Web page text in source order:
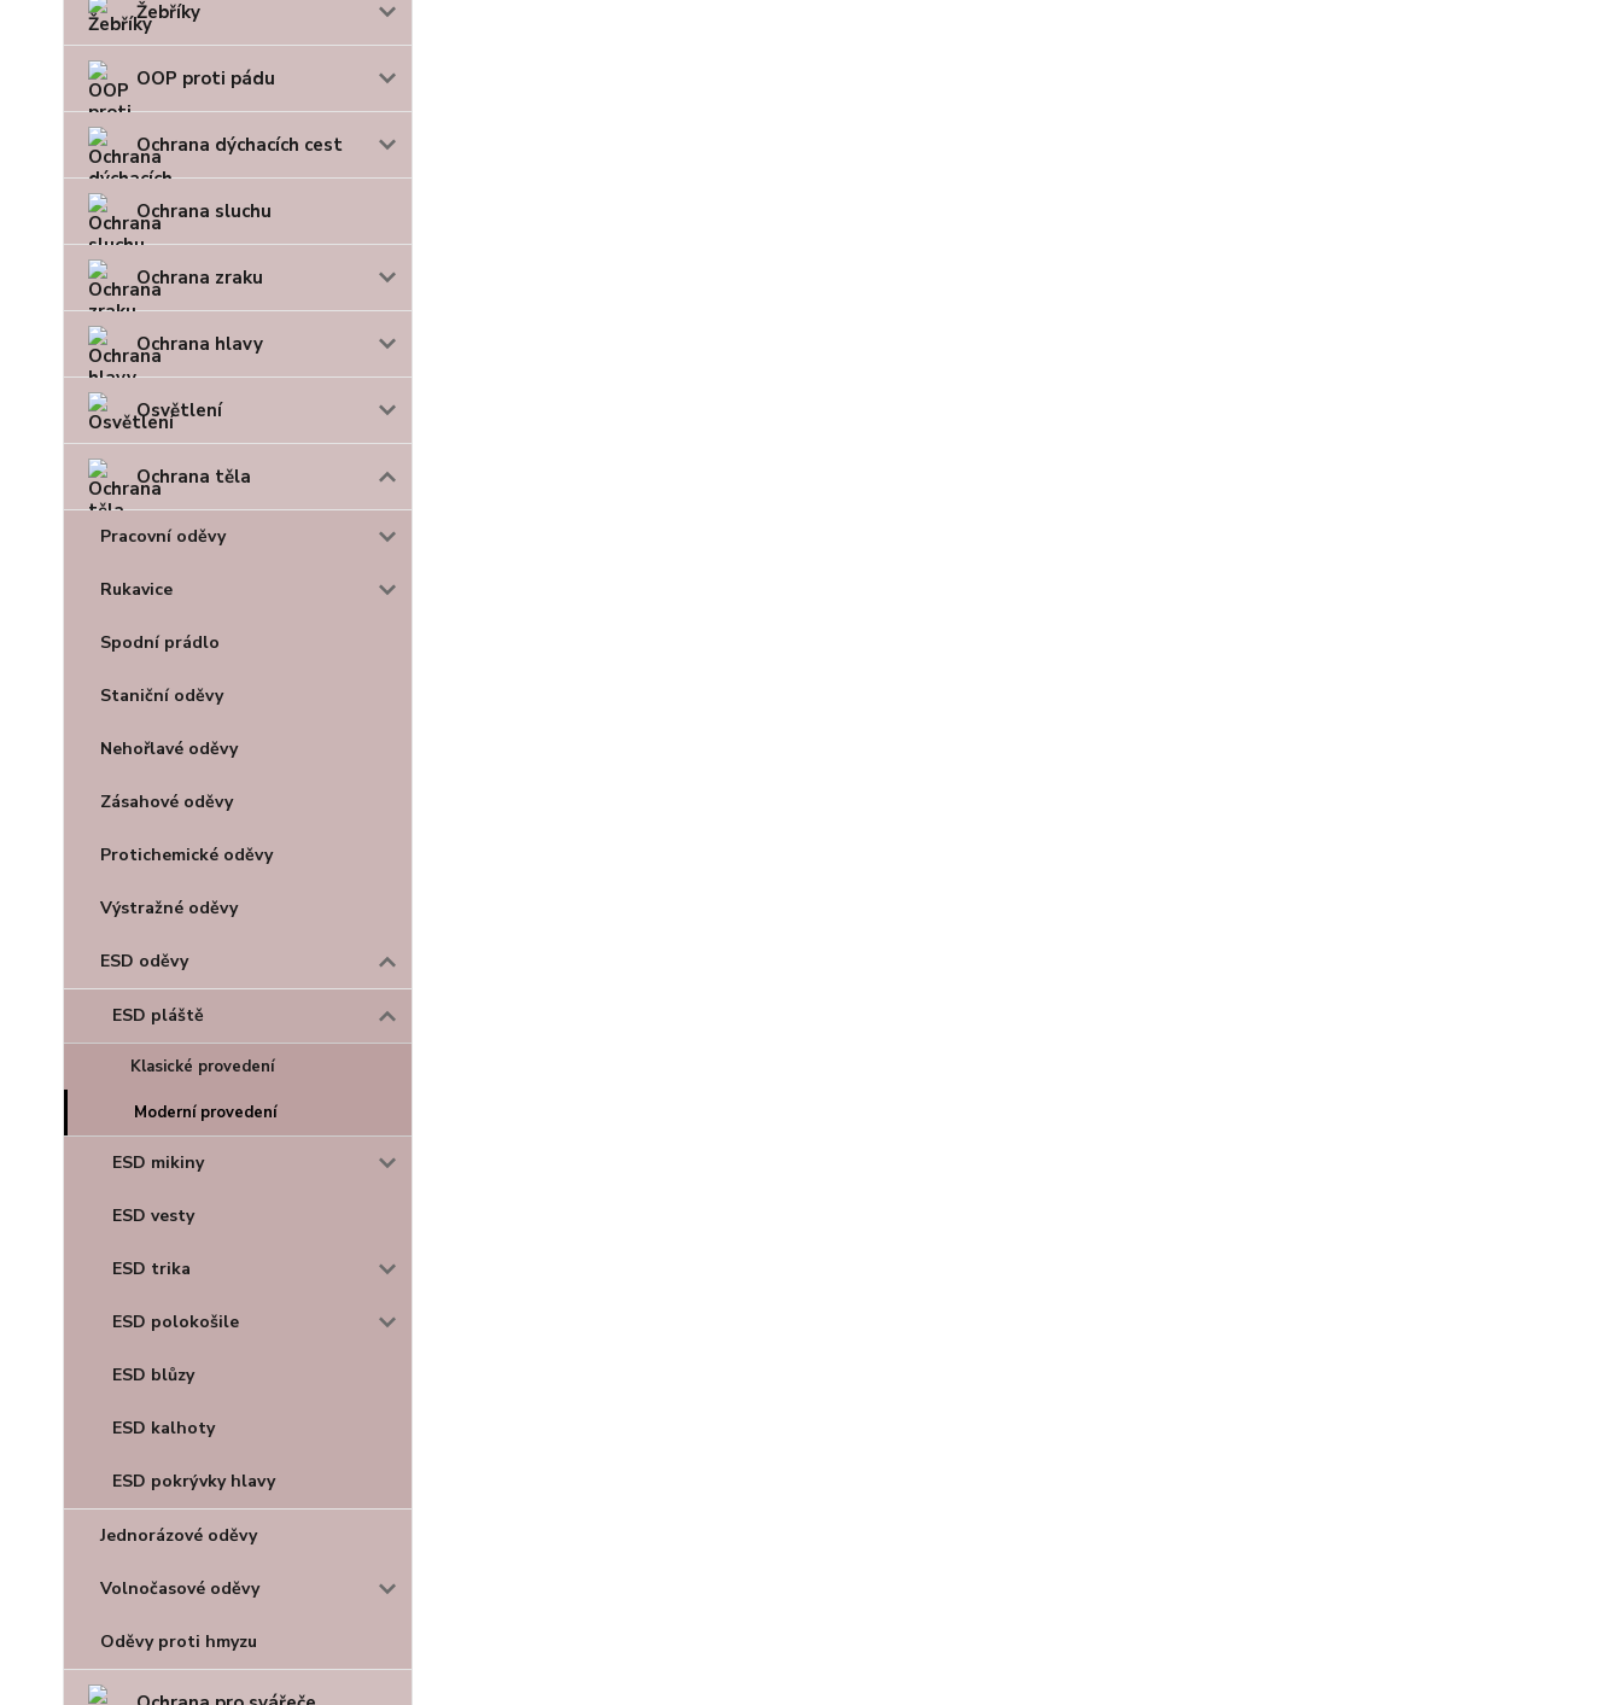
Žebříky
OOP proti pádu
Ochrana dýchacích cest
Ochrana sluchu
Ochrana zraku
Ochrana hlavy
Osvětlení
Ochrana těla
Pracovní oděvy
Rukavice
Spodní prádlo
Staniční oděvy
Nehořlavé oděvy
Zásahové oděvy
Protichemické oděvy
Výstražné oděvy
ESD oděvy
ESD pláště
Klasické provedení
Moderní provedení
ESD mikiny
ESD vesty
ESD trika
ESD polokošile
ESD blůzy
ESD kalhoty
ESD pokrývky hlavy
Jednorázové oděvy
Volnočasové oděvy
Oděvy proti hmyzu